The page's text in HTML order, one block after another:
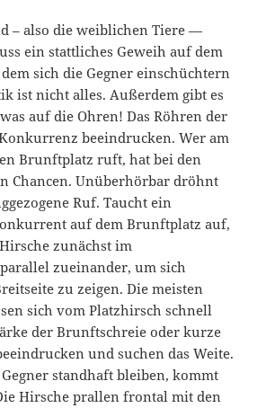
– also die weiblichen Tiere —
ein stattliches Geweih auf dem
sich die Gegner einschüchtern
ist nicht alles. Außerdem gibt es
auf die Ohren! Das Röhren der
beeindrucken. Wer am
Brunftplatz ruft, hat bei den
Chancen. Unüberhörbar dröhnt
Ruf. Taucht ein
auf dem Brunftplatz auf,
zunächst im
zueinander, um sich
zu zeigen. Die meisten
sich vom Platzhirsch schnell
der Brunftschreie oder kurze
und suchen das Weite.
standhaft bleiben, kommt
Hirsche prallen frontal mit den